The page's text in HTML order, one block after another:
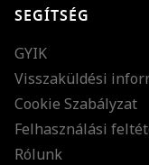
SEGÍTSÉG
GYIK
Visszaküldési
Cookie Szabályzat
Felhasználási
Rólunk